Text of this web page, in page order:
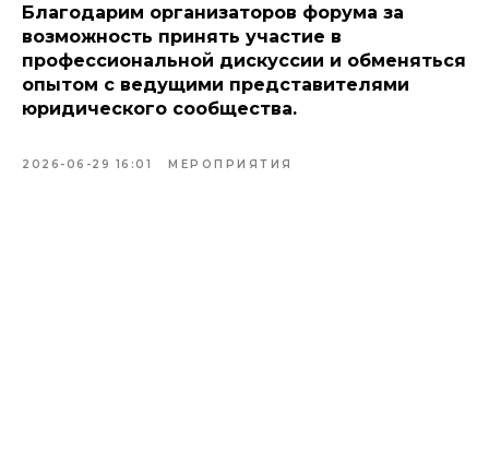
Благодарим организаторов форума за
возможность принять участие в
профессиональной дискуссии и обменяться
опытом с ведущими представителями
юридического сообщества.
2026-06-29 16:01 МЕРОПРИЯТИЯ